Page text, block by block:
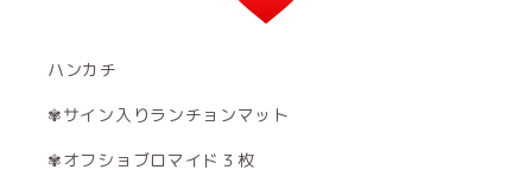
ハンカチ
✾サイン入りランチョンマット
✾オフショブロマイド３枚